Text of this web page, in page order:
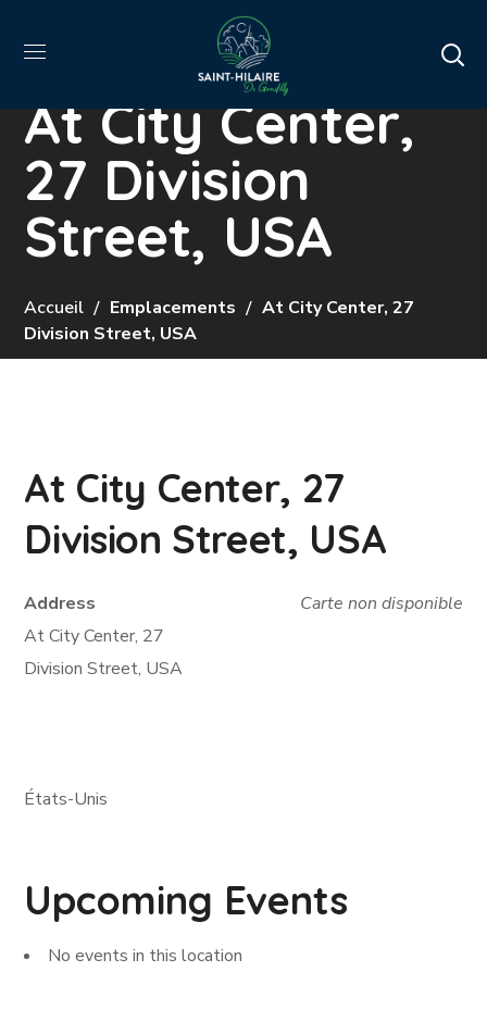
At City Center,
27 Division
Street, USA
Accueil Emplacements
At City Center, 27
Division Street, USA
At City Center, 27
Division Street, USA
Carte non disponible
Address
At City Center, 27
Division Street, USA
États-Unis
Upcoming Events
No events in this location